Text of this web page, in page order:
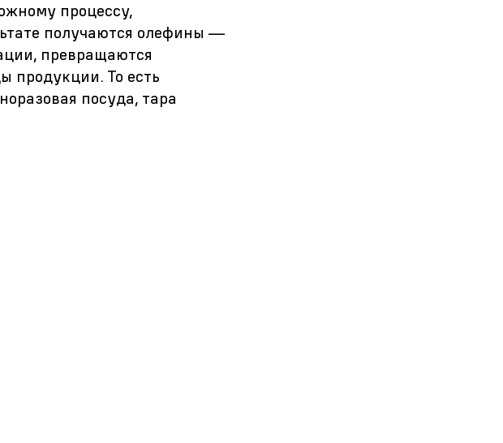
процессу,
получаются олефины —
превращаются
продукции. То есть
посуда, тара